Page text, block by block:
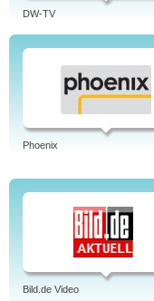
DW-TV
Phoenix
Bild.de Video